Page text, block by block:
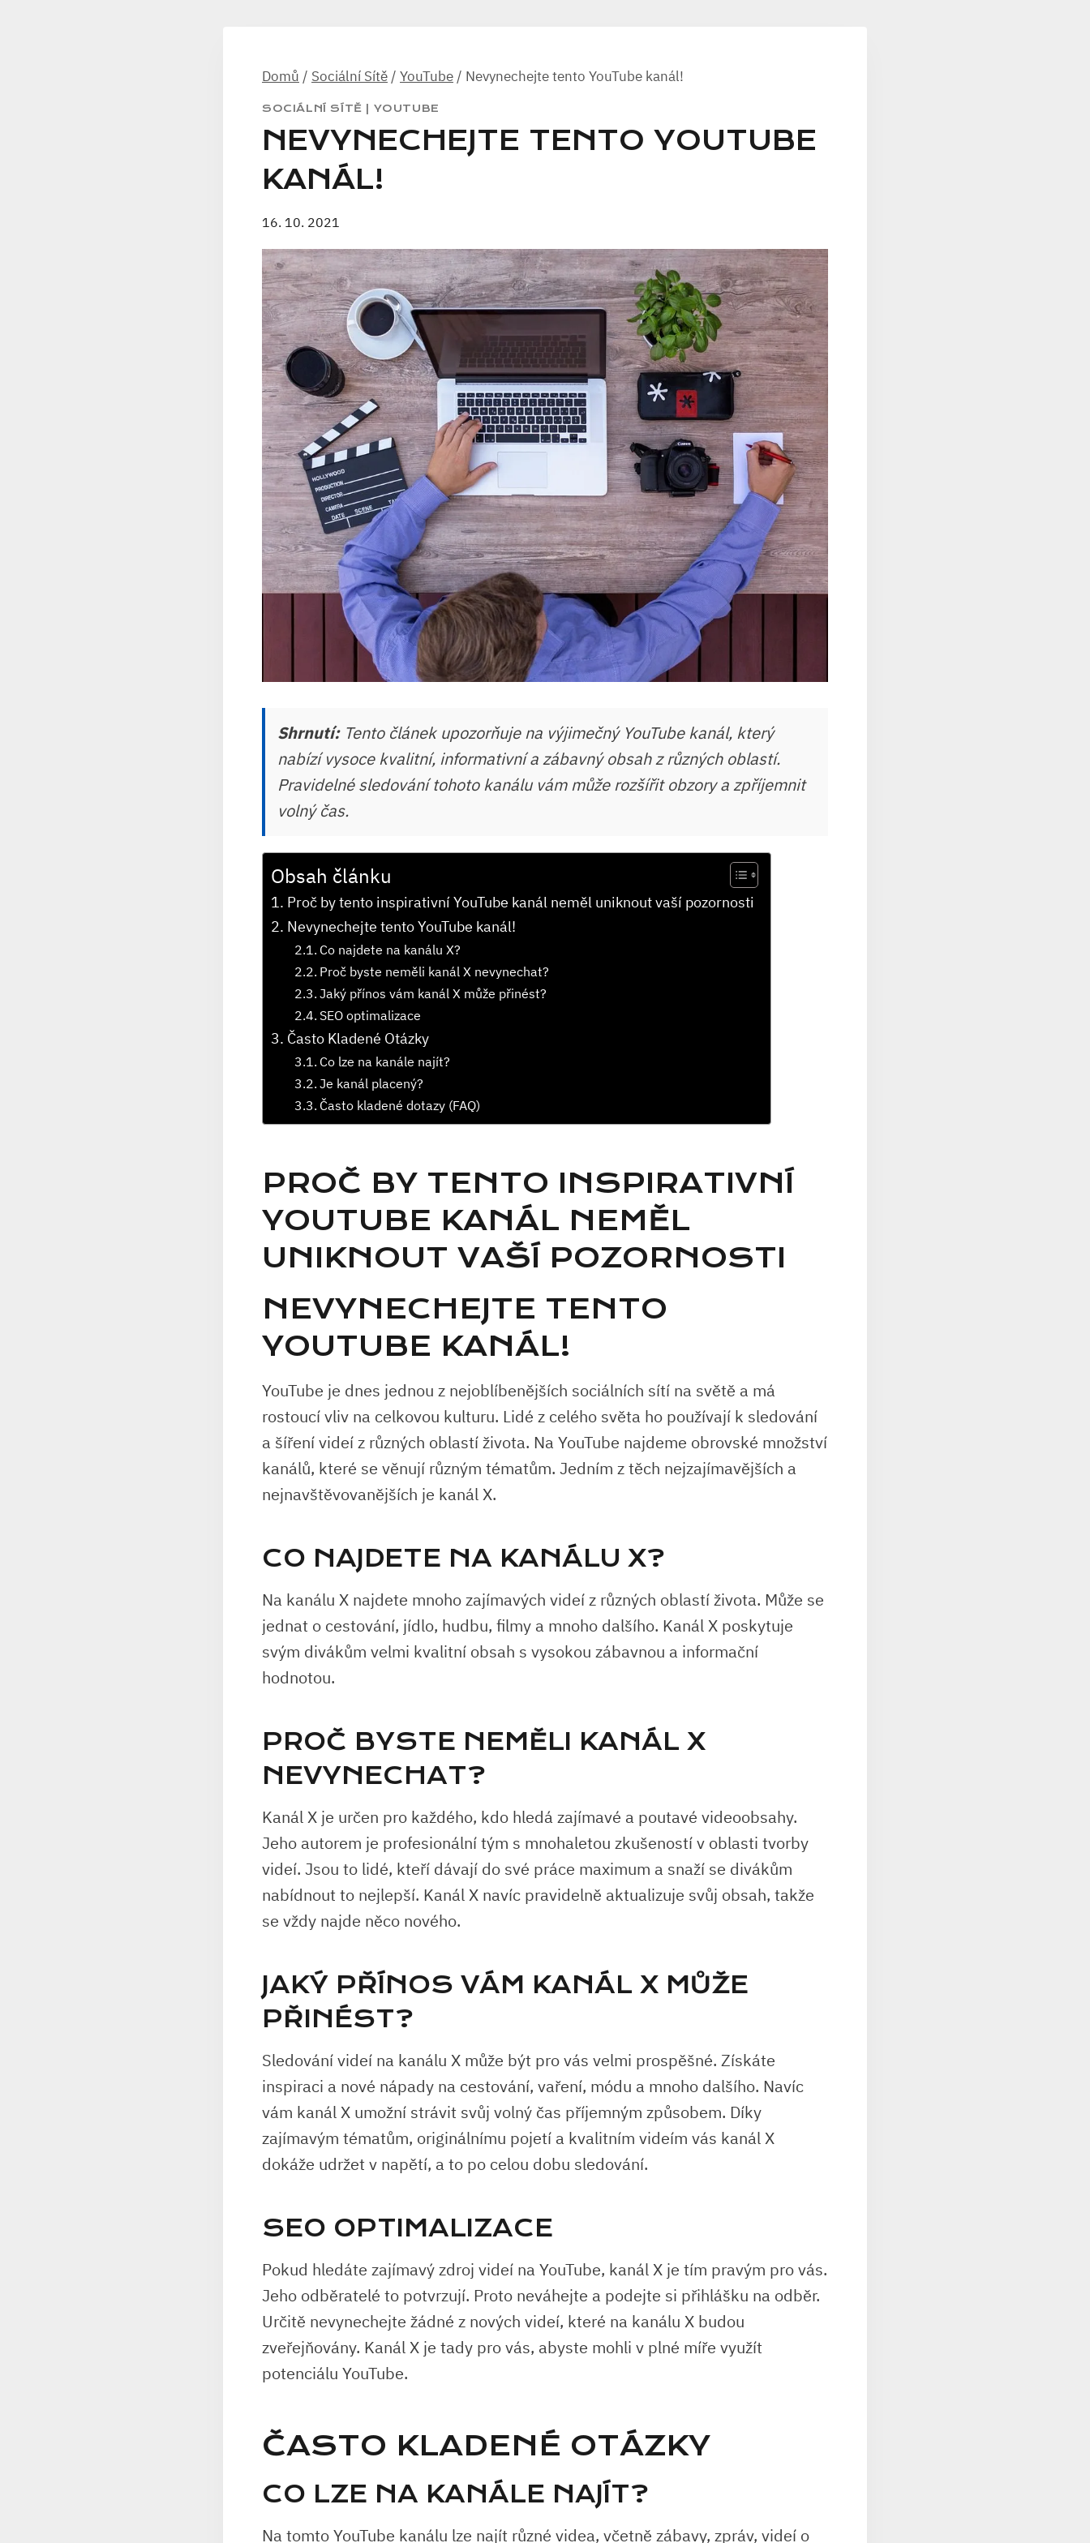
Domů / Sociální Sítě / YouTube / Nevynechejte tento YouTube kanál!
SOCIÁLNÍ SÍTĚ YOUTUBE
NEVYNECHEJTE TENTO YOUTUBE
KANÁL!
16. 10. 2021
Shrnutí:Tento článek upozorňuje na výjimečný YouTube kanál, který
nabízí vysoce kvalitní, informativní a zábavný obsah z různých oblastí.
Pravidelné sledování tohoto kanálu vám může rozšířit obzory a zpříjemnit
volný čas.
Obsah článku
Proč by tento inspirativní YouTube kanál neměl uniknout vaší pozornosti
Nevynechejte tento YouTube kanál!
Co najdete na kanálu X?
Proč byste neměli kanál X nevynechat?
Jaký přínos vám kanál X může přinést?
SEO optimalizace
Často Kladené Otázky
Co lze na kanále najít?
Je kanál placený?
Často kladené dotazy (FAQ)
PROČ BY TENTO INSPIRATIVNÍ
YOUTUBE KANÁL NEMĚL
UNIKNOUT VAŠÍ POZORNOSTI
NEVYNECHEJTE TENTO
YOUTUBE KANÁL!
YouTube je dnes jednou z nejoblíbenějších sociálních sítí na světě a má
rostoucí vliv na celkovou kulturu. Lidé z celého světa ho používají k sledování
a šíření videí z různých oblastí života. Na YouTube najdeme obrovské množství
kanálů, které se věnují různým tématům. Jedním z těch nejzajímavějších a
nejnavštěvovanějších je kanál X.
CO NAJDETE NA KANÁLU X?
Na kanálu X najdete mnoho zajímavých videí z různých oblastí života. Může se
jednat o cestování, jídlo, hudbu, filmy a mnoho dalšího. Kanál X poskytuje
svým divákům velmi kvalitní obsah s vysokou zábavnou a informační
hodnotou.
PROČ BYSTE NEMĚLI KANÁL X
NEVYNECHAT?
Kanál X je určen pro každého, kdo hledá zajímavé a poutavé videoobsahy.
Jeho autorem je profesionální tým s mnohaletou zkušeností v oblasti tvorby
videí. Jsou to lidé, kteří dávají do své práce maximum a snaží se divákům
nabídnout to nejlepší. Kanál X navíc pravidelně aktualizuje svůj obsah, takže
se vždy najde něco nového.
JAKÝ PŘÍNOS VÁM KANÁL X MŮŽE
PŘINÉST?
Sledování videí na kanálu X může být pro vás velmi prospěšné. Získáte
inspiraci a nové nápady na cestování, vaření, módu a mnoho dalšího. Navíc
vám kanál X umožní strávit svůj volný čas příjemným způsobem. Díky
zajímavým tématům, originálnímu pojetí a kvalitním videím vás kanál X
dokáže udržet v napětí, a to po celou dobu sledování.
SEO OPTIMALIZACE
Pokud hledáte zajímavý zdroj videí na YouTube, kanál X je tím pravým pro vás.
Jeho odběratelé to potvrzují. Proto neváhejte a podejte si přihlášku na odběr.
Určitě nevynechejte žádné z nových videí, které na kanálu X budou
zveřejňovány. Kanál X je tady pro vás, abyste mohli v plné míře využít
potenciálu YouTube.
ČASTO KLADENÉ OTÁZKY
CO LZE NA KANÁLE NAJÍT?
Na tomto YouTube kanálu lze najít různé videa, včetně zábavy, zpráv, videí o